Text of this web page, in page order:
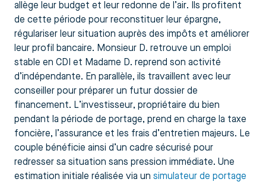
allège leur budget et leur redonne de l’air. Ils profitent
de cette période pour reconstituer leur épargne,
régulariser leur situation auprès des impôts et améliorer
leur profil bancaire. Monsieur D. retrouve un emploi
stable en CDI et Madame D. reprend son activité
d’indépendante. En parallèle, ils travaillent avec leur
conseiller pour préparer un futur dossier de
financement. L’investisseur, propriétaire du bien
pendant la période de portage, prend en charge la taxe
foncière, l’assurance et les frais d’entretien majeurs. Le
couple bénéficie ainsi d’un cadre sécurisé pour
redresser sa situation sans pression immédiate. Une
estimation initiale réalisée via un simulateur de portage